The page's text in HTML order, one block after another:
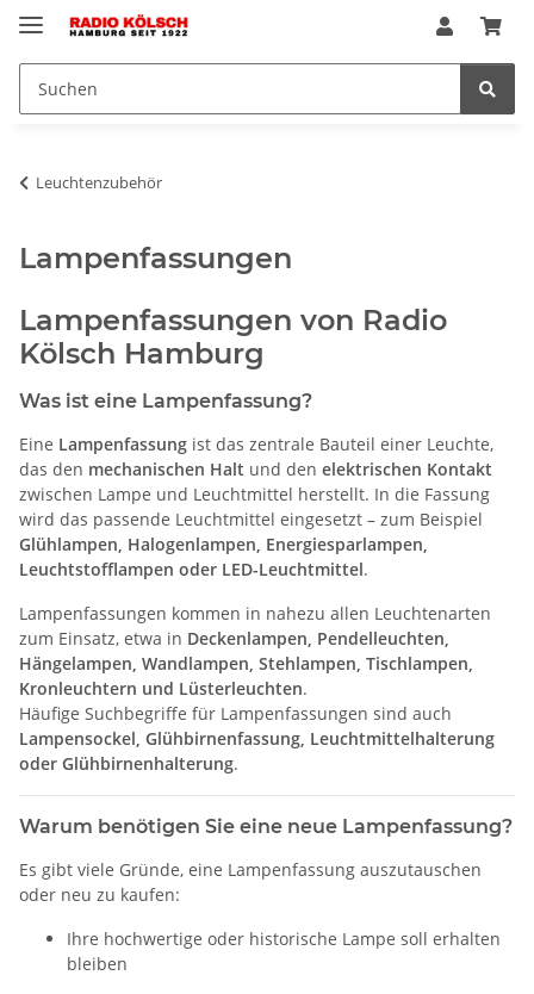
Leuchtenzubehör
Lampenfassungen
Lampenfassungen von Radio
Kölsch Hamburg
Was ist eine Lampenfassung?
Eine Lampenfassung ist das zentrale Bauteil einer Leuchte,
das den mechanischen Halt und den elektrischen Kontakt
zwischen Lampe und Leuchtmittel herstellt. In die Fassung
wird das passende Leuchtmittel eingesetzt – zum Beispiel
Glühlampen, Halogenlampen, Energiesparlampen,
Leuchtstofflampen oder LED-Leuchtmittel.
Lampenfassungen kommen in nahezu allen Leuchtenarten
zum Einsatz, etwa in Deckenlampen, Pendelleuchten,
Hängelampen, Wandlampen, Stehlampen, Tischlampen,
Kronleuchtern und Lüsterleuchten.
Häufige Suchbegriffe für Lampenfassungen sind auch
Lampensockel, Glühbirnenfassung, Leuchtmittelhalterung
oder Glühbirnenhalterung.
Warum benötigen Sie eine neue Lampenfassung?
Es gibt viele Gründe, eine Lampenfassung auszutauschen
oder neu zu kaufen:
Ihre hochwertige oder historische Lampe soll erhalten
bleiben